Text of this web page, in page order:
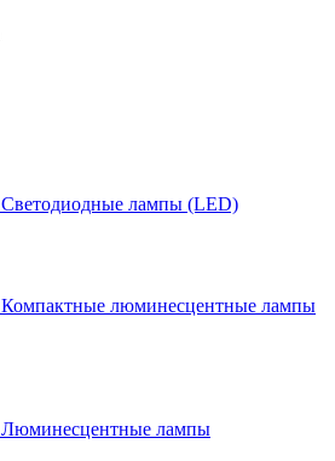
Светодиодные лампы (LED)
Компактные люминесцентные лампы
Люминесцентные лампы